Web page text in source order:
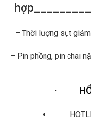
– Thời lượng sụt
– Pin phồng, pin chai
·